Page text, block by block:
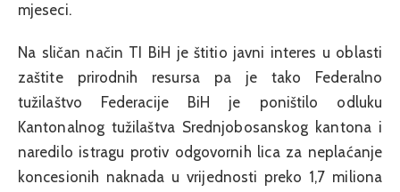
mjeseci.
Na sličan način TI BiH je štitio javni interes u oblasti
zaštite prirodnih resursa pa je tako Federalno
tužilaštvo Federacije BiH je poništilo odluku
Kantonalnog tužilaštva Srednjobosanskog kantona i
naredilo istragu protiv odgovornih lica za neplaćanje
koncesionih naknada u vrijednosti preko 1,7 miliona